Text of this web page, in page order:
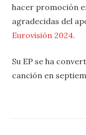
hacer promoción
agradecidas del
Eurovisión 2024.
Su EP se ha
canción en